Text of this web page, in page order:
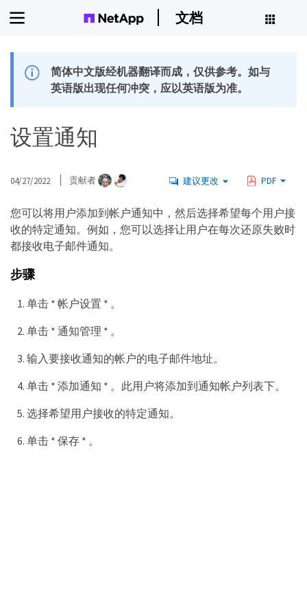
文档
简体中文版经机器翻译而成，仅供参考。如与
英语版出现任何冲突，应以英语版为准。
设置通知
04/27/2022 贡献者 建议更改 PDF
您可以将用户添加到帐户通知中，然后选择希望每个用户接
收的特定通知。例如，您可以选择让用户在每次还原失败时
都接收电子邮件通知。
步骤
单击 * 帐户设置 * 。
单击 * 通知管理 * 。
输入要接收通知的帐户的电子邮件地址。
单击 * 添加通知 * 。此用户将添加到通知帐户列表下。
选择希望用户接收的特定通知。
单击 * 保存 * 。